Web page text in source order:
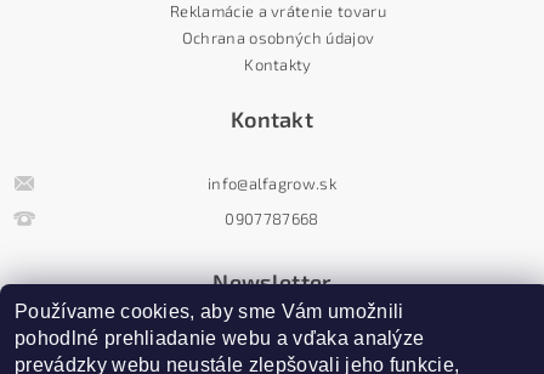
Reklamácie a vrátenie tovaru
Ochrana osobných údajov
Kontakty
Kontakt
info@alfagrow.sk
0907787668
Newsletter
Používame cookies, aby sme Vám umožnili
pohodlné prehliadanie webu a vďaka analýze
prevádzky webu neustále zlepšovali jeho funkcie,